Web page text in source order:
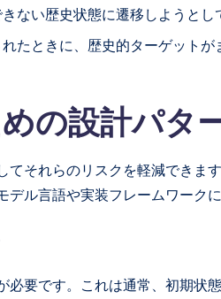
ない歴史状態に遷移しようとし
たときに、歴史的ターゲット
の設計パタ
それらのリスクを軽減できま
ル言語や実装フレームワークに
要です。これは通常、初期状